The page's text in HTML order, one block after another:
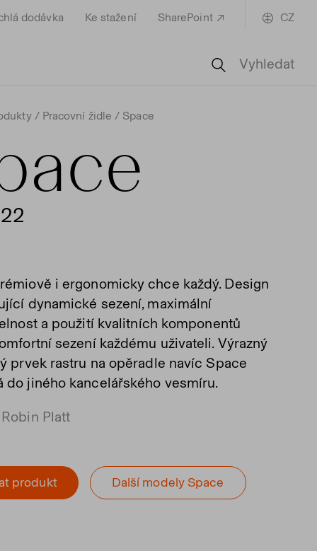
dodávka Ke stažení SharePoint CZ
Vyhledat
Pracovní židle Space
i ergonomicky chce každý. Design
dynamické sezení, maximální
a použití kvalitních komponentů
sezení každému uživateli. Výrazný
prvek rastru na opěradle navíc Space
do jiného kancelářského vesmíru.
Platt
produkt Další modely Space